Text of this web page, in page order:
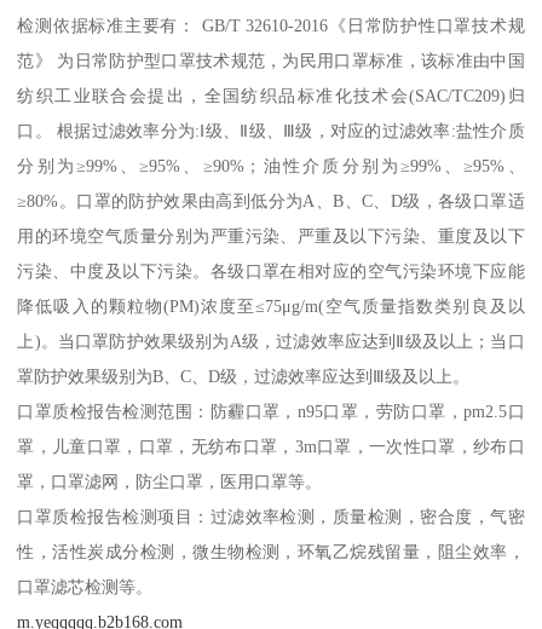
检测依据标准主要有： GB/T 32610-2016《日常防护性口罩技术规
范》 为日常防护型口罩技术规范，为民用口罩标准，该标准由中国
纺织工业联合会提出，全国纺织品标准化技术会(SAC/TC209)归
口。 根据过滤效率分为:Ⅰ级、Ⅱ级、Ⅲ级，对应的过滤效率:盐性介质
分别为≥99%、≥95%、≥90%；油性介质分别为≥99%、≥95%、
≥80%。口罩的防护效果由高到低分为A、B、C、D级，各级口罩适
用的环境空气质量分别为严重污染、严重及以下污染、重度及以下
污染、中度及以下污染。各级口罩在相对应的空气污染环境下应能
降低吸入的颗粒物(PM)浓度至≤75μg/m(空气质量指数类别良及以
上)。当口罩防护效果级别为A级，过滤效率应达到Ⅱ级及以上；当口
罩防护效果级别为B、C、D级，过滤效率应达到Ⅲ级及以上。
口罩质检报告检测范围：防霾口罩，n95口罩，劳防口罩，pm2.5口
罩，儿童口罩，口罩，无纺布口罩，3m口罩，一次性口罩，纱布口
罩，口罩滤网，防尘口罩，医用口罩等。
口罩质检报告检测项目：过滤效率检测，质量检测，密合度，气密
性，活性炭成分检测，微生物检测，环氧乙烷残留量，阻尘效率，
口罩滤芯检测等。
m.yeqqqqq.b2b168.com